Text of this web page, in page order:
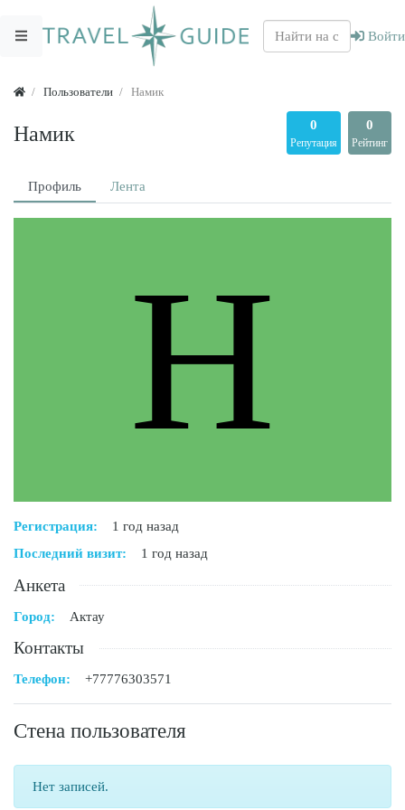
Войти
Пользователи Намик
Намик 0
Репутация
0
Рейтинг
Профиль Лента
Н
Регистрация:
1 год назад
Последний визит:
1 год назад
Анкета
Город: Актау
Контакты
Телефон: +77776303571
Стена пользователя
Нет записей.